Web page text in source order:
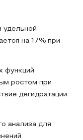
удельной
на 17% при
функций
ростом при
дегидратации
анализа для